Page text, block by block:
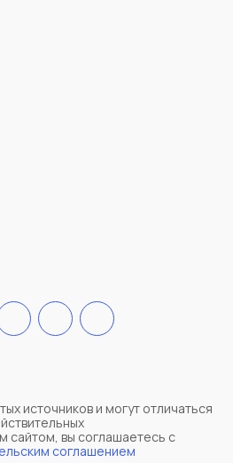
источников и могут отличаться
сайтом, вы соглашаетесь c
соглашением